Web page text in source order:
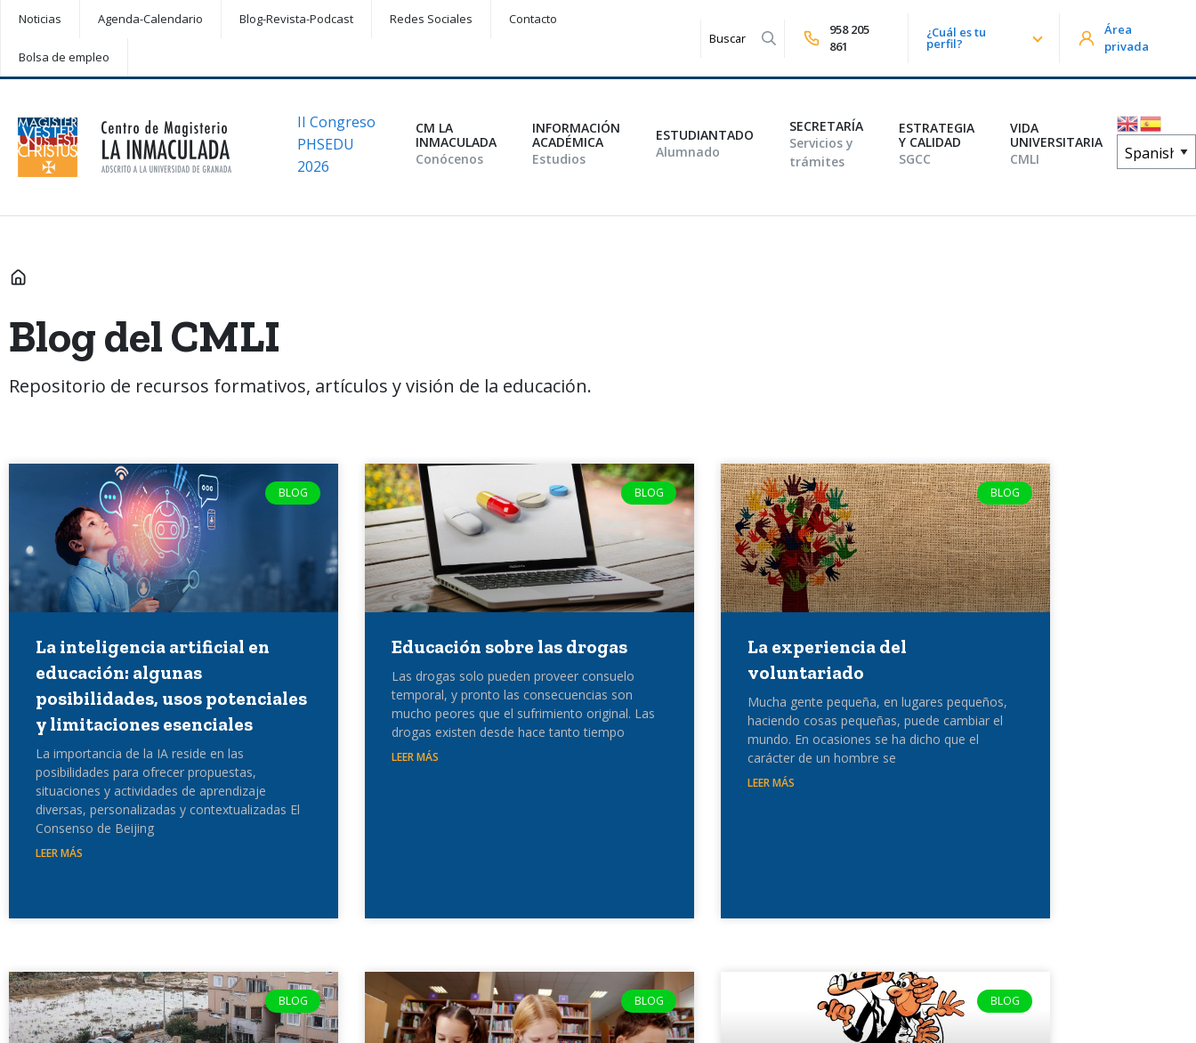
Noticias Agenda-Calendario Blog-Revista-Podcast Redes Sociales Contacto
Bolsa de empleo
Realizar búsqueda
958 205
861
¿Cuál es tu
perfil?
Área
privada
II Congreso
PHSEDU
2026
CM LA
INMACULADA
Conócenos
INFORMACIÓN
ACADÉMICA
Estudios
ESTUDIANTADO
Alumnado
SECRETARÍA
Servicios y
trámites
ESTRATEGIA
Y CALIDAD
SGCC
VIDA
UNIVERSITARIA
CMLI
INICIO
Blog del CMLI
Repositorio de recursos formativos, artículos y visión de la educación.
BLOG
La inteligencia artificial en
educación: algunas
posibilidades, usos potenciales
y limitaciones esenciales
La importancia de la IA reside en las
posibilidades para ofrecer propuestas,
situaciones y actividades de aprendizaje
diversas, personalizadas y contextualizadas El
Consenso de Beijing
LEER MÁS
BLOG
Educación sobre las drogas
Las drogas solo pueden proveer consuelo
temporal, y pronto las consecuencias son
mucho peores que el sufrimiento original. Las
drogas existen desde hace tanto tiempo
LEER MÁS
BLOG
La experiencia del
voluntariado
Mucha gente pequeña, en lugares pequeños,
haciendo cosas pequeñas, puede cambiar el
mundo. En ocasiones se ha dicho que el
carácter de un hombre se
LEER MÁS
BLOG BLOG BLOG